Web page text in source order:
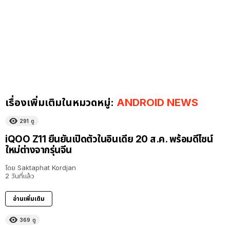
เรื่องเพิ่มเติมในหมวดหมู่: ANDROID NEWS
291 ดู
iQOO Z11 ยืนยันเปิดตัวในอินเดีย 20 ส.ค. พร้อมดีไซน์
ใหม่ต่างจากรุ่นจีน
โดย Saktaphat Kordjan
2 วันที่แล้ว
อ่านเพิ่มเติม
369 ดู